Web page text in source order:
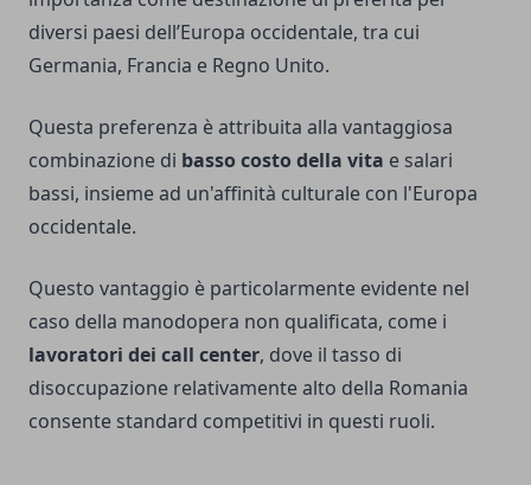
diversi paesi dell’Europa occidentale, tra cui
Germania, Francia e Regno Unito.
Questa preferenza è attribuita alla vantaggiosa
combinazione di basso costo della vita e salari
bassi, insieme ad un'affinità culturale con l'Europa
occidentale.
Questo vantaggio è particolarmente evidente nel
caso della manodopera non qualificata, come i
lavoratori dei call center, dove il tasso di
disoccupazione relativamente alto della Romania
consente standard competitivi in ​​questi ruoli.